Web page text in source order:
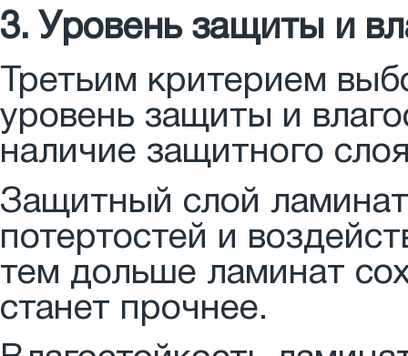
3. Уровень защиты и
Третьим критерием
уровень защиты и
наличие защитного
Защитный слой
потертостей и
тем дольше ламинат
станет прочнее.